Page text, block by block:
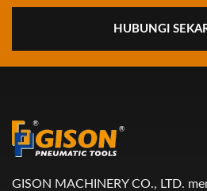
HUBUNGI
GISON MACHINERY CO., LTD.